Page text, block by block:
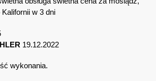
w 3 dni
19.12.2022
wykonania.